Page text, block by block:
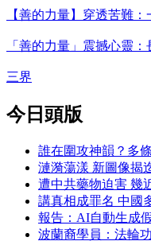
【善的力量】穿透苦難
「善的力量」震撼心靈
三界
今日頭版
誰在圍攻神韻？多
漣漪蕩漾 新圖像揭
遭中共藥物迫害 幾
講真相成罪名 中國
報告：AI自動生成
波蘭裔學員：法輪